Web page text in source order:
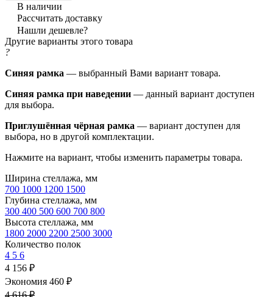
В наличии
Рассчитать доставку
Нашли дешевле?
Другие варианты этого товара
?
Синяя рамка — выбранный Вами вариант товара.
Синяя рамка при наведении — данный вариант доступен
для выбора.
Приглушённая чёрная рамка — вариант доступен для
выбора, но в другой комплектации.
Нажмите на вариант, чтобы изменить параметры товара.
Ширина стеллажа, мм
700 1000 1200 1500
Глубина стеллажа, мм
300 400 500 600 700 800
Высота стеллажа, мм
1800 2000 2200 2500 3000
Количество полок
4 5 6
4 156 ₽
Экономия 460 ₽
4 616 ₽